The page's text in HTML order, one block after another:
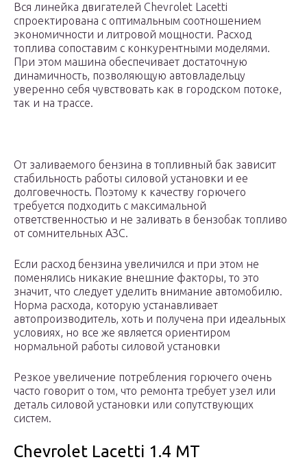
Вся линейка двигателей Chevrolet Lacetti
спроектирована с оптимальным соотношением
экономичности и литровой мощности. Расход
топлива сопоставим с конкурентными моделями.
При этом машина обеспечивает достаточную
динамичность, позволяющую автовладельцу
уверенно себя чувствовать как в городском потоке,
так и на трассе.
От заливаемого бензина в топливный бак зависит
стабильность работы силовой установки и ее
долговечность. Поэтому к качеству горючего
требуется подходить с максимальной
ответственностью и не заливать в бензобак топливо
от сомнительных АЗС.
Если расход бензина увеличился и при этом не
поменялись никакие внешние факторы, то это
значит, что следует уделить внимание автомобилю.
Норма расхода, которую устанавливает
автопроизводитель, хоть и получена при идеальных
условиях, но все же является ориентиром
нормальной работы силовой установки
Резкое увеличение потребления горючего очень
часто говорит о том, что ремонта требует узел или
деталь силовой установки или сопутствующих
систем.
Chevrolet Lacetti 1.4 МТ